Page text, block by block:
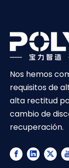
Nos hemos
requisitos de
alta rectitud
cambio de
recuperación.